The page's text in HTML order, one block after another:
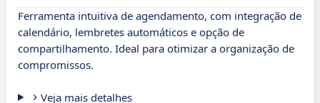
Ferramenta intuitiva de agendamento, com integração de
calendário, lembretes automáticos e opção de
compartilhamento. Ideal para otimizar a organização de
compromissos.
Veja mais detalhes